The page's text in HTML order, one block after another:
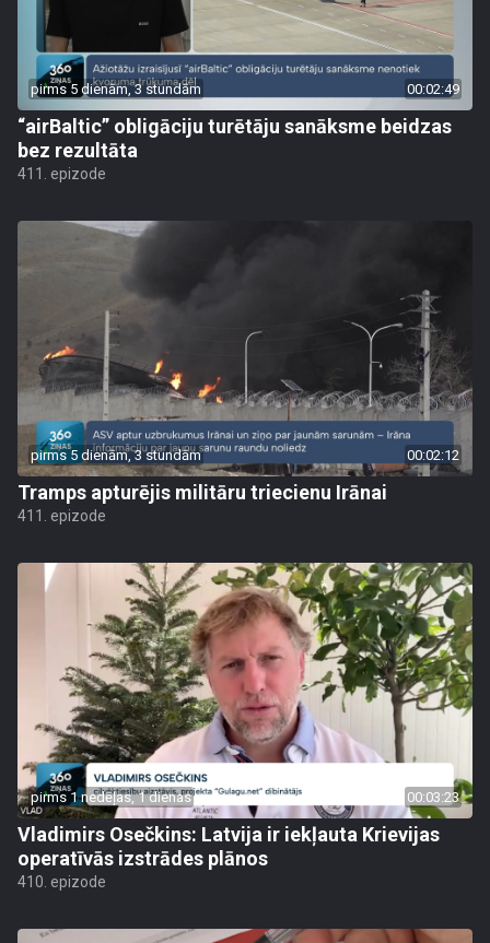
pirms 5 dienām, 3 stundām 00:02:49
“airBaltic” obligāciju turētāju sanāksme beidzas
bez rezultāta
411. epizode
pirms 5 dienām, 3 stundām 00:02:12
Tramps apturējis militāru triecienu Irānai
411. epizode
pirms 1 nedēļas, 1 dienas 00:03:23
Vladimirs Osečkins: Latvija ir iekļauta Krievijas
operatīvās izstrādes plānos
410. epizode